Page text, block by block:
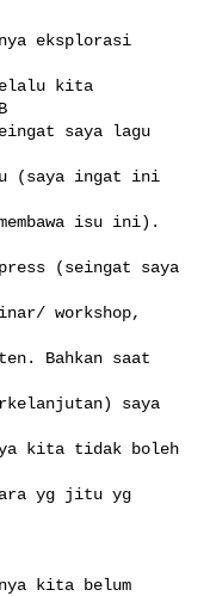
eksplorasi
kita
saya lagu
(saya ingat ini
isu ini).
(seingat saya
workshop,
Bahkan saat
saya
kita tidak boleh
yg jitu yg
kita belum